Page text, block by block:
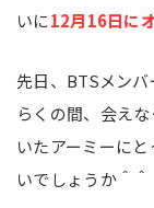
いに12月16日に
先日、BTSメン
らくの間、会え
いたアーミーに
いでしょうか＾＾